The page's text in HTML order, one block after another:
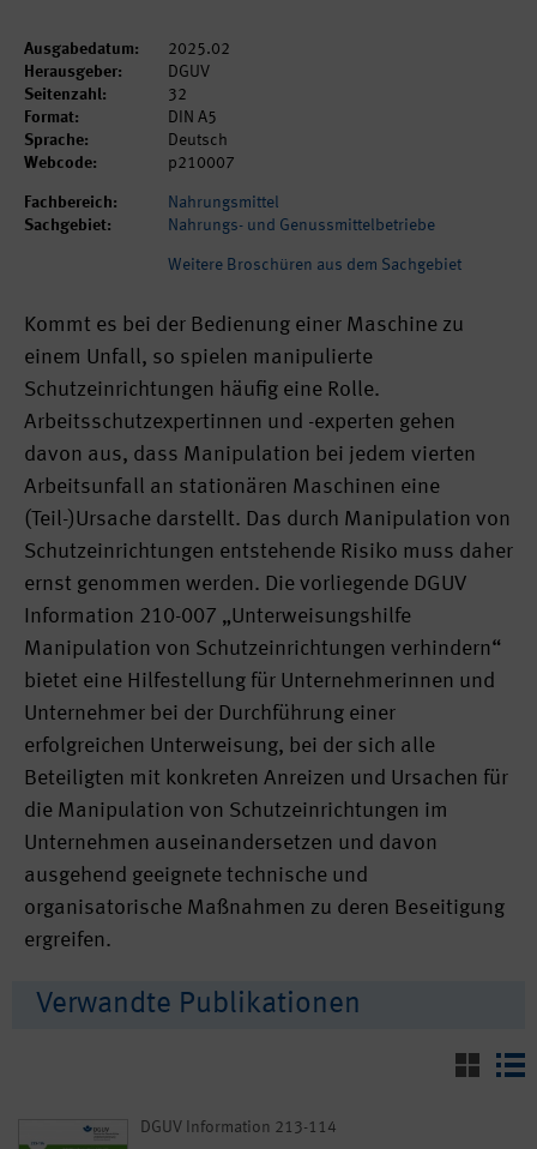
Ausgabedatum:
2025.02
Herausgeber:
DGUV
Seitenzahl:
32
Format:
DIN A5
Sprache:
Deutsch
Webcode:
p210007
Fachbereich:
Nahrungsmittel
Sachgebiet:
Nahrungs- und Genussmittelbetriebe
Weitere Broschüren aus dem Sachgebiet
Kommt es bei der Bedienung einer Maschine zu
einem Unfall, so spielen manipulierte
Schutzeinrichtungen häufig eine Rolle.
Arbeitsschutzexpertinnen und -experten gehen
davon aus, dass Manipulation bei jedem vierten
Arbeitsunfall an stationären Maschinen eine
(Teil-)Ursache darstellt. Das durch Manipulation von
Schutzeinrichtungen entstehende Risiko muss daher
ernst genommen werden. Die vorliegende DGUV
Information 210-007 „Unterweisungshilfe
Manipulation von Schutzeinrichtungen verhindern“
bietet eine Hilfestellung für Unternehmerinnen und
Unternehmer bei der Durchführung einer
erfolgreichen Unterweisung, bei der sich alle
Beteiligten mit konkreten Anreizen und Ursachen für
die Manipulation von Schutzeinrichtungen im
Unternehmen auseinandersetzen und davon
ausgehend geeignete technische und
organisatorische Maßnahmen zu deren Beseitigung
ergreifen.
Verwandte Publikationen
DGUV Information 213-114